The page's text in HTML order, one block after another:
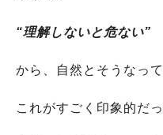
“理解しないと危ない”
から、自然とそうなって
これがすごく印象的だっ